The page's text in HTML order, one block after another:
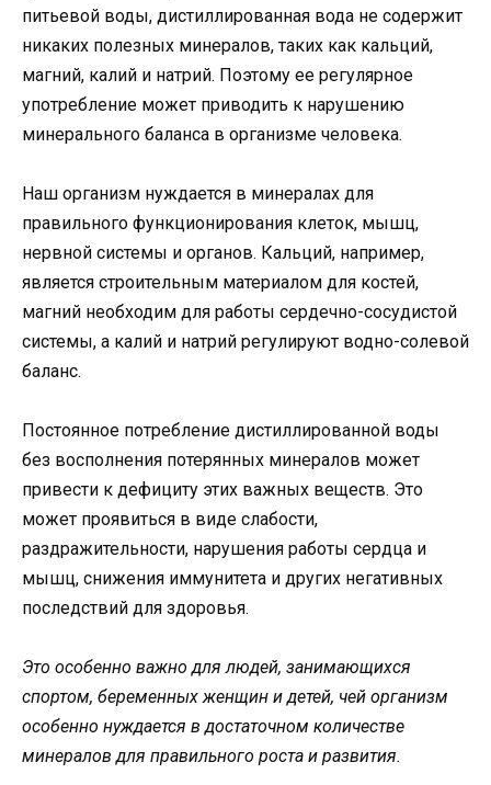
питьевой воды, дистиллированная вода не содержит
никаких полезных минералов, таких как кальций,
магний, калий и натрий. Поэтому ее регулярное
употребление может приводить к нарушению
минерального баланса в организме человека.
Наш организм нуждается в минералах для
правильного функционирования клеток, мышц,
нервной системы и органов. Кальций, например,
является строительным материалом для костей,
магний необходим для работы сердечно-сосудистой
системы, а калий и натрий регулируют водно-солевой
баланс.
Постоянное потребление дистиллированной воды
без восполнения потерянных минералов может
привести к дефициту этих важных веществ. Это
может проявиться в виде слабости,
раздражительности, нарушения работы сердца и
мышц, снижения иммунитета и других негативных
последствий для здоровья.
Это особенно важно для людей, занимающихся
спортом, беременных женщин и детей, чей организм
особенно нуждается в достаточном количестве
минералов для правильного роста и развития.